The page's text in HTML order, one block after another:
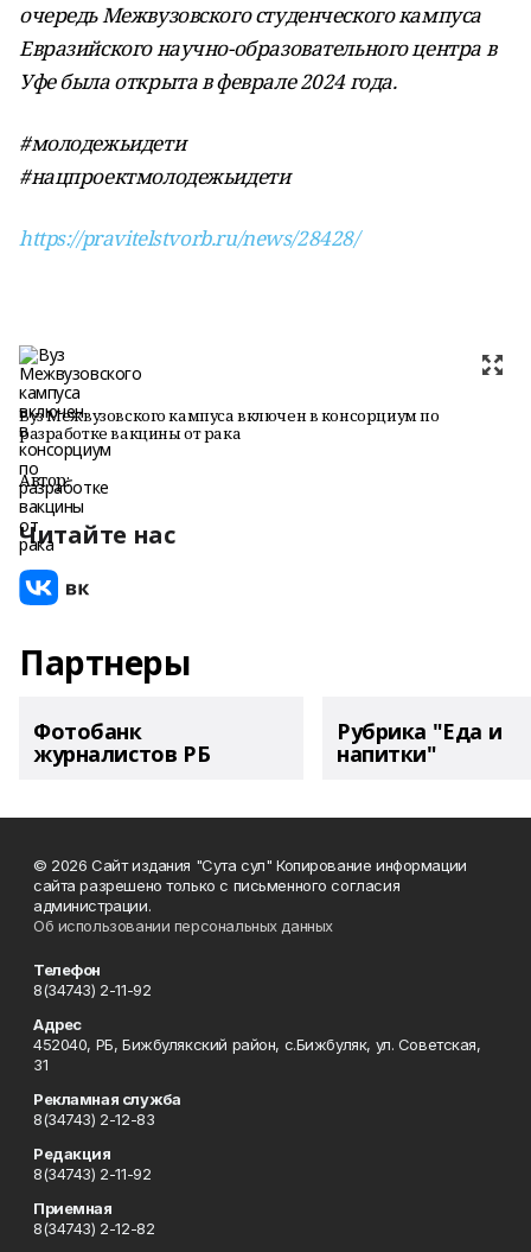
очередь Межвузовского студенческого кампуса
Евразийского научно-образовательного центра в
Уфе была открыта в феврале 2024 года.
#молодежьидети
#нацпроектмолодежьидети
https://pravitelstvorb.ru/news/28428/
Вуз Межвузовского кампуса включен в консорциум по
разработке вакцины от рака
Автор:
Читайте нас
Партнеры
Фотобанк
журналистов РБ
Рубрика "Еда и
напитки"
© 2026 Сайт издания "Сута сул" Копирование информации
сайта разрешено только с письменного согласия
администрации.
Об использовании персональных данных
Телефон
8(34743) 2-11-92
Адрес
452040, РБ, Бижбулякский район, с.Бижбуляк, ул. Советская,
31
Рекламная служба
8(34743) 2-12-83
Редакция
8(34743) 2-11-92
Приемная
8(34743) 2-12-82